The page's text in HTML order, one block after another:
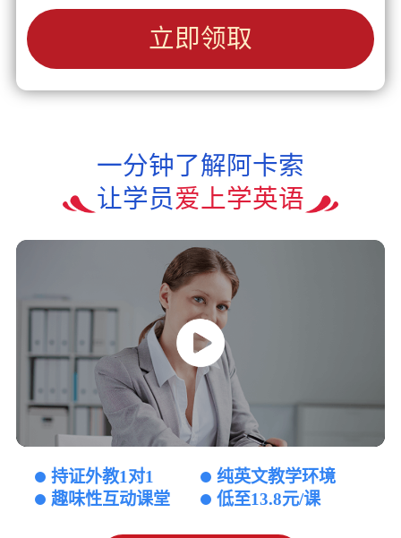
立即领取
一分钟了解阿卡索
让学员爱上学英语
持证外教1对1
纯英文教学环境
趣味性互动课堂
低至13.8元/课